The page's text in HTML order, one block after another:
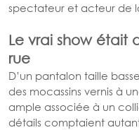
spectateur et acteur de
Le vrai show était
rue
D’un pantalon taille
des mocassins vernis à
ample associée à un
détails comptaient